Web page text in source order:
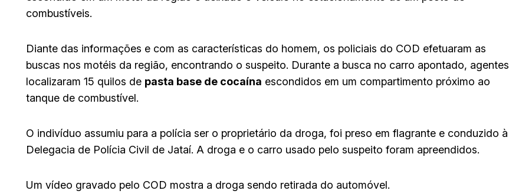
combustíveis.
Diante das informações e com as características do homem, os policiais do COD efetuaram as
buscas nos motéis da região, encontrando o suspeito. Durante a busca no carro apontado, agentes
localizaram 15 quilos de pasta base de cocaína escondidos em um compartimento próximo ao
tanque de combustível.
O indivíduo assumiu para a polícia ser o proprietário da droga, foi preso em flagrante e conduzido à
Delegacia de Polícia Civil de Jataí. A droga e o carro usado pelo suspeito foram apreendidos.
Um vídeo gravado pelo COD mostra a droga sendo retirada do automóvel.